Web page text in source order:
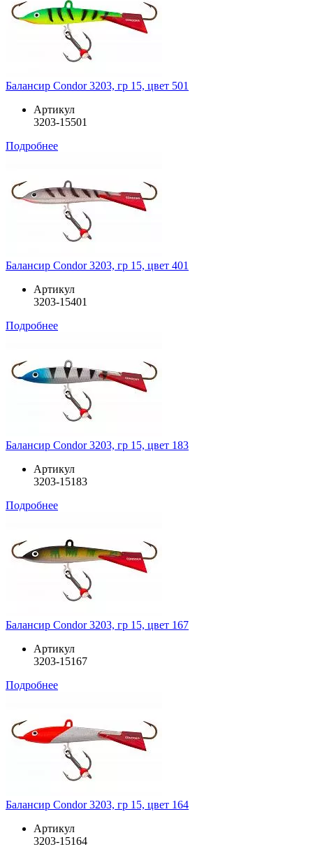
Балансир Condor 3203, гр 15, цвет 501
Артикул
3203-15501
Подробнее
Балансир Condor 3203, гр 15, цвет 401
Артикул
3203-15401
Подробнее
Балансир Condor 3203, гр 15, цвет 183
Артикул
3203-15183
Подробнее
Балансир Condor 3203, гр 15, цвет 167
Артикул
3203-15167
Подробнее
Балансир Condor 3203, гр 15, цвет 164
Артикул
3203-15164